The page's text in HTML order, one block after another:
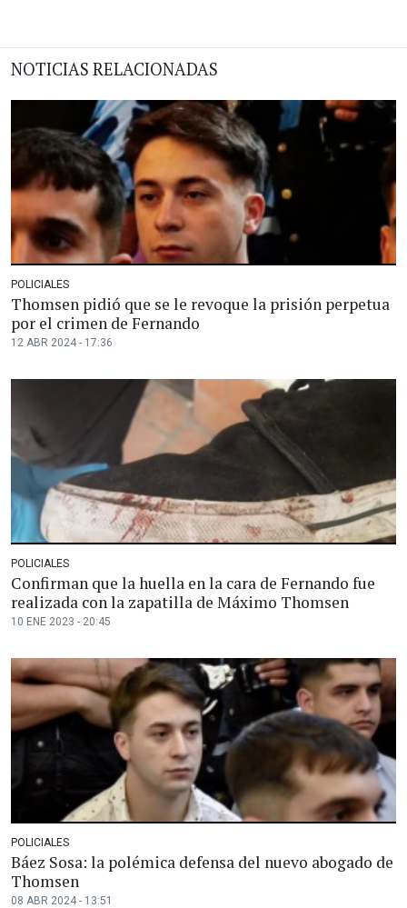
NOTICIAS RELACIONADAS
POLICIALES
Thomsen pidió que se le revoque la prisión perpetua
por el crimen de Fernando
12 ABR 2024 - 17:36
POLICIALES
Confirman que la huella en la cara de Fernando fue
realizada con la zapatilla de Máximo Thomsen
10 ENE 2023 - 20:45
POLICIALES
Báez Sosa: la polémica defensa del nuevo abogado de
Thomsen
08 ABR 2024 - 13:51